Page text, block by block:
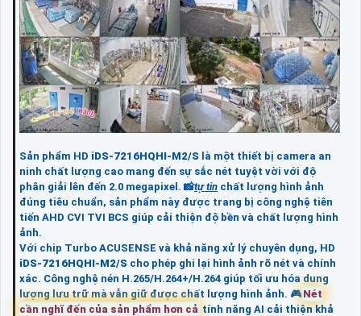
Sản phẩm HD iDS-7216HQHI-M2/S là một thiết bị camera an
ninh chất lượng cao mang đến sự sắc nét tuyệt vời với độ
phân giải lên đến 2.0 megapixel. 📸tự tin chất lượng hình ảnh
đúng tiêu chuẩn, sản phẩm này được trang bị công nghệ tiên
tiến AHD CVI TVI BCS giúp cải thiện độ bền và chất lượng hình
ảnh.
Với chip Turbo ACUSENSE và khả năng xử lý chuyên dụng, HD
iDS-7216HQHI-M2/S cho phép ghi lại hình ảnh rõ nét và chính
xác. Công nghệ nén H.265/H.264+/H.264 giúp tối ưu hóa dung
lượng lưu trữ mà vẫn giữ được chất lượng hình ảnh. 🎮 Nét
cần nghĩ đến của sản phẩm hơn cả tính năng AI cải thiện khả